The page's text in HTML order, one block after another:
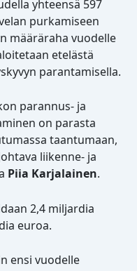
yhteensä 597
purkamiseen
määräraha vuodelle
etelästä
parantamisella.
parannus- ja
on parasta
taantumaan,
liikenne- ja
Piia Karjalainen.
2,4 miljardia
euroa.
ensi vuodelle